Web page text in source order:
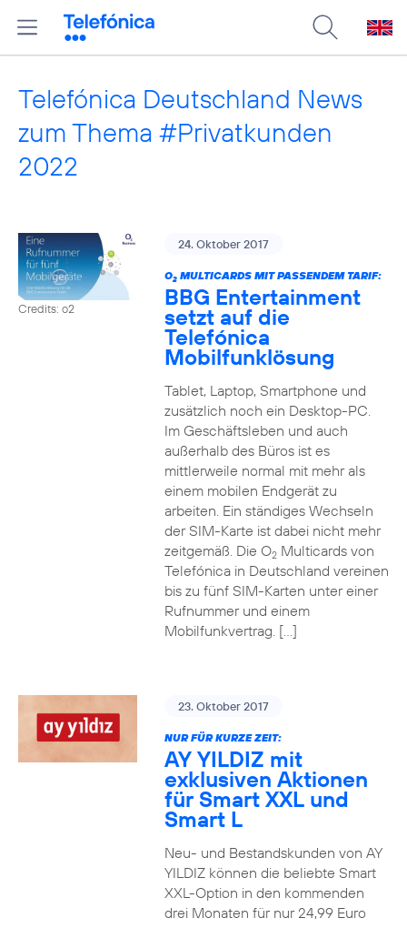
Telefónica Deutschland News
zum Thema #Privatkunden
2022
Credits: o2
24. Oktober 2017
O2MULTICARDS MIT PASSENDEM TARIF:
BBG Entertainment
setzt auf die
Telefónica
Mobilfunklösung
Tablet, Laptop, Smartphone und
zusätzlich noch ein Desktop-PC.
Im Geschäftsleben und auch
außerhalb des Büros ist es
mittlerweile normal mit mehr als
einem mobilen Endgerät zu
arbeiten. Ein ständiges Wechseln
der SIM-Karte ist dabei nicht mehr
zeitgemäß. Die O2Multicards von
Telefónica in Deutschland vereinen
bis zu fünf SIM-Karten unter einer
Rufnummer und einem
Mobilfunkvertrag. […]
23. Oktober 2017
NUR FÜR KURZE ZEIT:
AY YILDIZ mit
exklusiven Aktionen
für Smart XXL und
Smart L
Neu- und Bestandskunden von AY
YILDIZ können die beliebte Smart
XXL-Option in den kommenden
drei Monaten für nur 24,99 Euro